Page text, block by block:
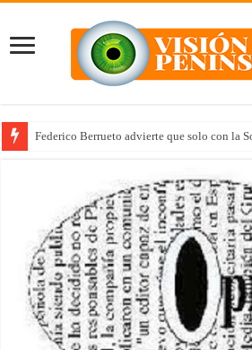
Federico Berrueto advierte que solo con la